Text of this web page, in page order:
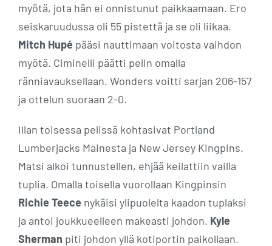
myötä, jota hän ei onnistunut paikkaamaan. Ero
seiskaruudussa oli 55 pistettä ja se oli liikaa.
Mitch Hupé pääsi nauttimaan voitosta vaihdon
myötä. Ciminelli päätti pelin omalla
ränniavauksellaan. Wonders voitti sarjan 206-157
ja ottelun suoraan 2-0.
Illan toisessa pelissä kohtasivat Portland
Lumberjacks Mainesta ja New Jersey Kingpins.
Matsi alkoi tunnustellen, ehjää keilattiin vailla
tuplia. Omalla toisella vuorollaan Kingpinsin
Richie Teece nykäisi ylipuolelta kaadon tuplaksi
ja antoi joukkueelleen makeasti johdon. Kyle
Sherman piti johdon yllä kotiportin paikollaan.